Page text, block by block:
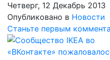
Четверг, 12 Декабрь 2013
Опубликовано в Новости
Станьте первым